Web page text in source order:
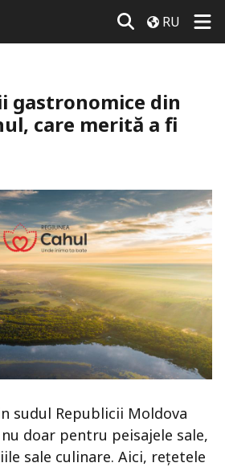
RU
gastronomice din
care merită a fi
sudul Republicii Moldova
doar pentru peisajele sale,
sale culinare. Aici, rețetele